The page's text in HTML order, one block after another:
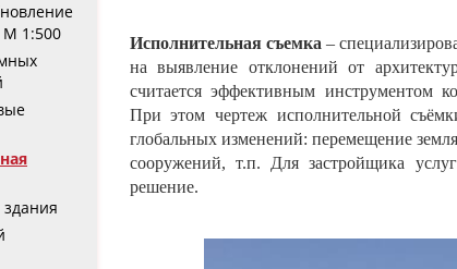
М 1:500
здания
Исполнительная съемка –
на выявление отклонений от
считается эффективным инструментом
При этом чертеж исполнительной
глобальных изменений: перемещение
сооружений, т.п. Для застройщика
решение.